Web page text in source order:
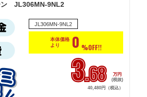
ン JL306MN-9NL2
JL306MN-9NL2
本体価格
より
0 %OFF!!
3.68
万円
(税抜)
40,480円（税込）